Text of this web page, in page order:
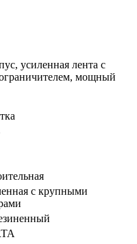
усиленная лента с
мощный
с крупными